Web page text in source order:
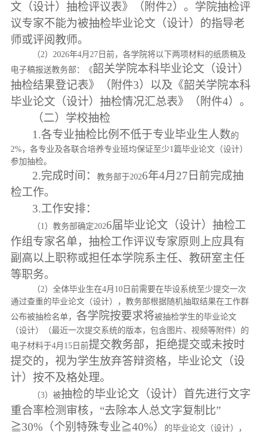
文（设计）抽检评议表》（附件2） 。 学院抽检评
议专家不能为被抽检毕业论文 （设计） 的指导老
师或评阅教师。
（2）2026年4月27日前，各学院将以下两项材料的纸质稿及
电子稿报送教务部：《韶关学院本科毕业论文 （设计）
抽检结果登记表》（附件3） 以及 《韶关学院本科
毕业论文（设计）抽检情况汇总表》（附件4）。
（二） 学校抽检
1.各专业抽检 比例 不低于专业毕业生人数的
2%， 各专业及各联合培养专业班均保证至少1篇毕业论文（设计）
参加抽检。
2.完成时间： 教务部于2026年4月 27 日前完成抽
检工作。
3.工作安排：
（1） 教务部确定2026届毕业论文（设计）抽检工
作组专家名单，抽检工作评议专家原则上应具有
副高以上职称或担任本学院系主任、教研室主任
等职务。
（2）全体毕业生在4月10日前需要在毕设系统至少提交一次
通过查重的毕业论文（设计），教务部根据随机抽取结果在工作群
公布被抽检名单， 各学院按要求将被抽检学生的毕业论文
（设计）（最近一次提交系统的版本，包含图片、视频等附件）的
电子材料于4月15日前提交教务部，拒绝提交或未按时
提交的，视为学生放弃答辩资格，毕业论文（设
计）按不及格处理。
（3）被抽检的毕业论文（设计）首先进行文字
重合率检测 审核， “去除本人总文字复制比”
≧30% （个别特殊专业≧40%）
的毕业论文（设计），